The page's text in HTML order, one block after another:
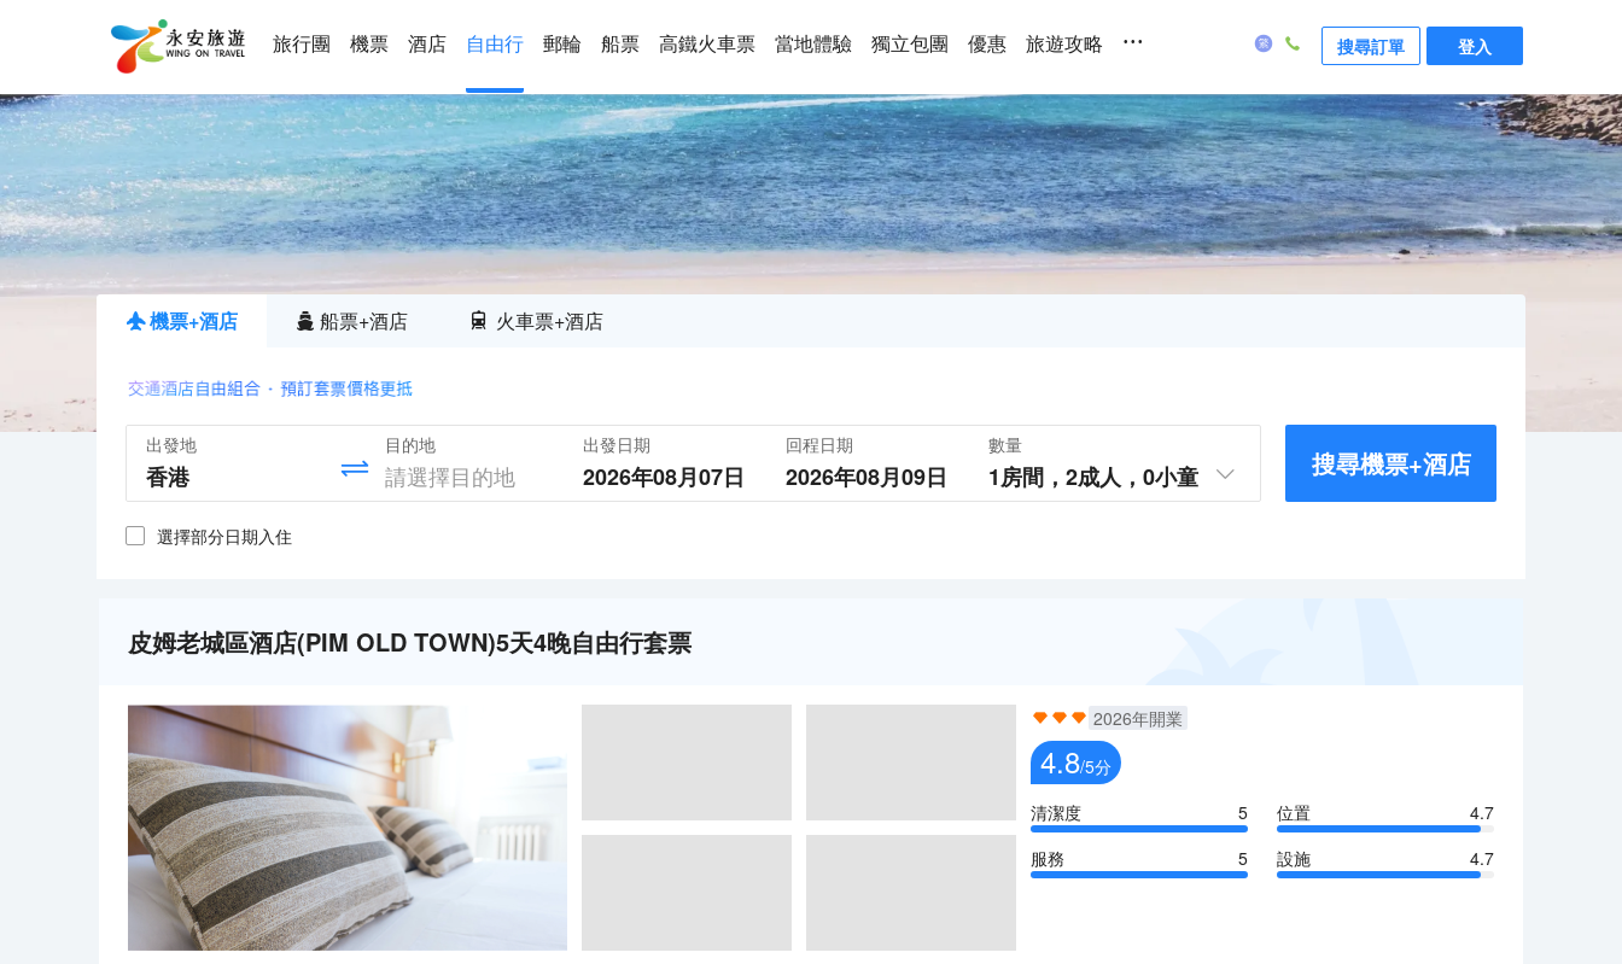
旅行團 機票 酒店 自由行 郵輪 船票 高鐵火車票 當地體驗 獨立包團 優惠 旅遊攻略 ... 搜尋訂單 登入
機票+酒店 船票+酒店 火車票+酒店
出發地 目的地 出發日期
2026年08月07日
回程日期
2026年08月09日
數量
1房間， 2成人， 0小童 搜尋機票+酒店
選擇部分日期入住
皮姆老城區酒店(PIM OLD TOWN)5天4晚自由行套票
2026年開業
4.8/5分
清潔度
5 位置
4.7
服務
5 設施 4.7